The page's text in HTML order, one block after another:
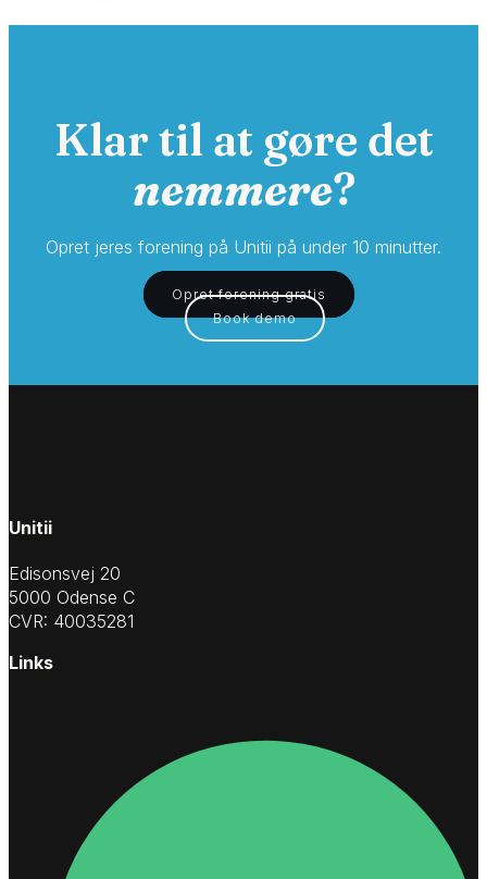
Klar til at gøre det
nemmere?
Opret jeres forening på Unitii på under 10 minutter.
Opret forening gratis
Book demo
Unitii
Edisonsvej 20
5000 Odense C
CVR: 40035281
Links